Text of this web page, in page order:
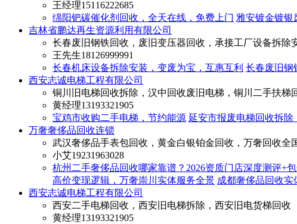
王经理15116222685
绵阳钯碳催化剂回收，全天在线，免费上门 雅安镀金镀银
吉林省鹏达再生资源利用有限公司
长春废旧钢铁回收，废旧变压器回收，承接工厂设备拆除
王先生18126999991
长春机床设备拆除安装，变废为宝，互惠互利 长春废旧钢
西安志诚电梯工程有限公司
铜川旧电梯回收拆除，汉中回收废旧电梯，铜川二手扶梯
黄经理13193321905
宝鸡市收购二手电梯，节约能源 延安市报废电梯回收拆除
万奢奢侈品回收连锁
武汉奢侈品手表包回收，黄金白银铂金回收，万奢回收全
小艾19231963028
杭州二手奢侈品回收哪家靠谱？2026资质门店深度测评+
高价变现逻辑，万奢崇川实体服务全景 成都奢侈品回收
西安志诚电梯工程有限公司
西安二手电梯回收，西安旧电梯拆除，西安旧电货梯回收
黄经理13193321905